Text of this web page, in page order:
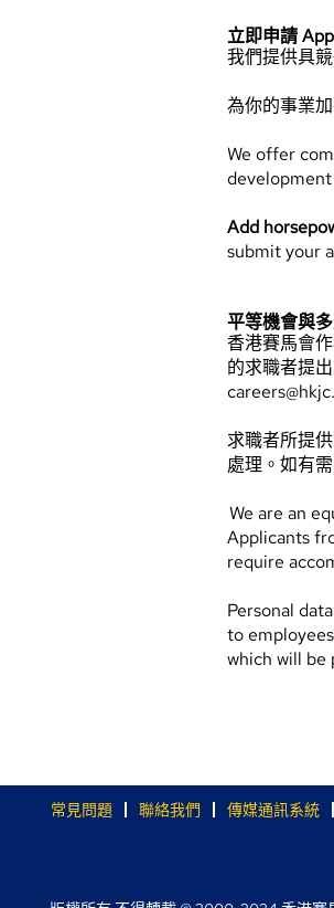
立即申請
我們提供具
為你的事業
We offer
Add
submit your
平等機會與
香港賽馬會
的求職者提
求職者所提
處理。如有
We are an
Applicants
require
Personal
to
which will be
常見問題 聯絡我們 傳媒通訊系統